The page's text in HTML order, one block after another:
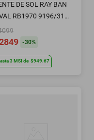
DE SOL RAY BAN
RB1970 9196/31
-30%
3 MSIde $949.67